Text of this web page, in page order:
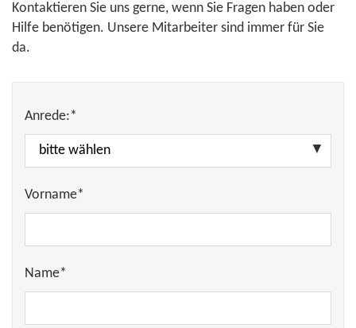
Kontaktieren Sie uns gerne, wenn Sie Fragen haben oder
Hilfe benötigen. Unsere Mitarbeiter sind immer für Sie
da.
Anrede:*
Vorname*
Name*